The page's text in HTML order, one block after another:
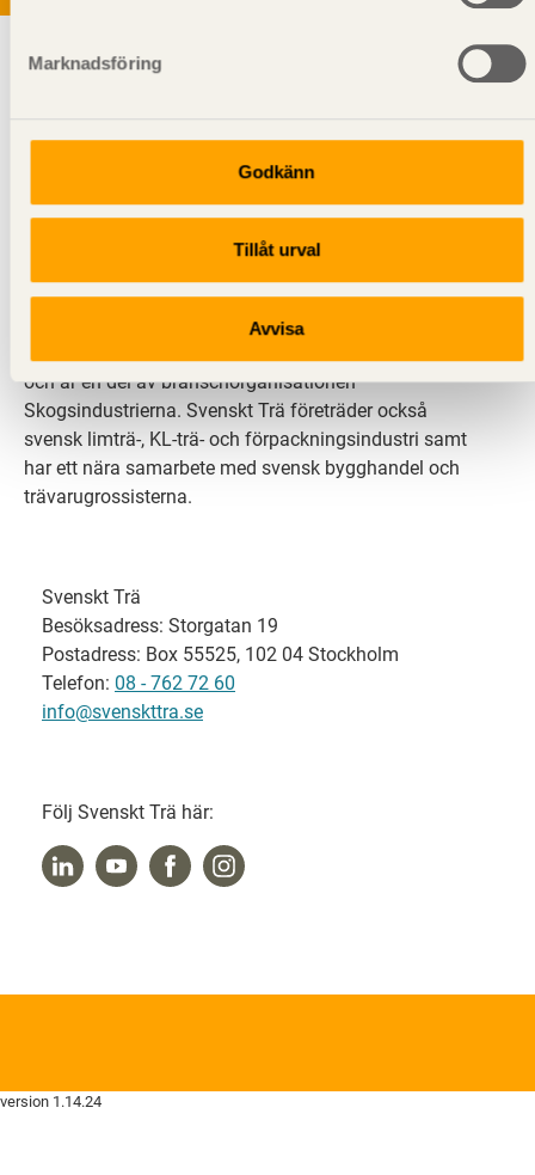
Marknadsföring
Godkänn
Tillåt urval
Avvisa
Svenskt Trä sprider kunskap om trä, träprodukter och
träbyggande för att främja ett hållbart samhälle och
inspirera, utbilda och driva teknisk utveckling.
och är en del av branschorganisationen
Skogsindustrierna. Svenskt Trä företräder också
svensk limträ-, KL-trä- och förpackningsindustri samt
har ett nära samarbete med svensk bygghandel och
trävarugrossisterna.
Svenskt Trä
Besöksadress: Storgatan 19
Postadress: Box 55525, 102 04 Stockholm
Telefon: 08 - 762 72 60
info@svenskttra.se
Följ Svenskt Trä här:
version 1.14.24